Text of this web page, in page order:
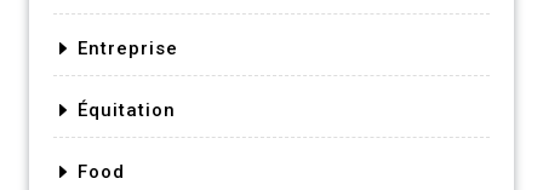
Entreprise
Équitation
Food